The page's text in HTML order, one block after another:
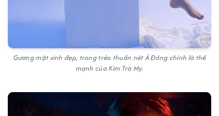
Gương mặt xinh đẹp, trong trẻo thuần nét Á Đông chính là thế
mạnh của Kim Trà My.